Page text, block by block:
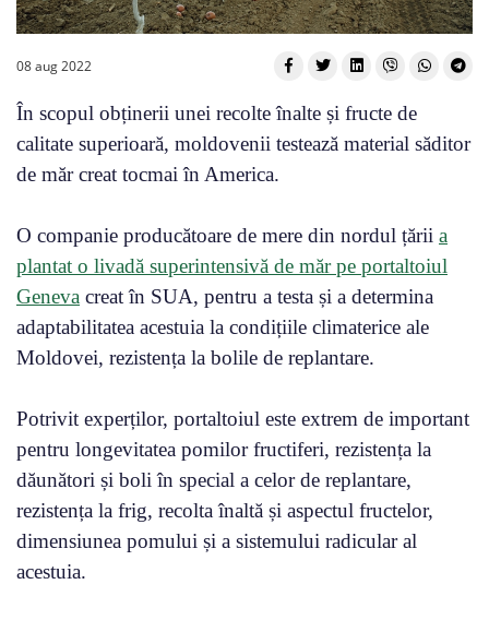
08 aug 2022
În scopul obținerii unei recolte înalte și fructe de
calitate superioară, moldovenii testează material săditor
de măr creat tocmai în America.
O companie producătoare de mere din nordul țării a
plantat o livadă superintensivă de măr pe portaltoiul
Geneva creat în SUA, pentru a testa și a determina
adaptabilitatea acestuia la condițiile climaterice ale
Moldovei, rezistența la bolile de replantare.
Potrivit experților, portaltoiul este extrem de important
pentru longevitatea pomilor fructiferi, rezistența la
dăunători și boli în special a celor de replantare,
rezistența la frig, recolta înaltă și aspectul fructelor,
dimensiunea pomului și a sistemului radicular al
acestuia.